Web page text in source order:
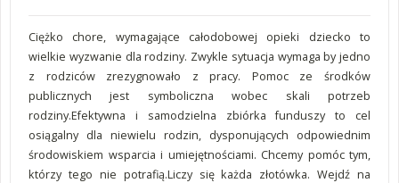
Ciężko chore, wymagające całodobowej opieki dziecko to
wielkie wyzwanie dla rodziny. Zwykle sytuacja wymaga by jedno
z rodziców zrezygnowało z pracy. Pomoc ze środków
publicznych jest symboliczna wobec skali potrzeb
rodziny.Efektywna i samodzielna zbiórka funduszy to cel
osiągalny dla niewielu rodzin, dysponujących odpowiednim
środowiskiem wsparcia i umiejętnościami. Chcemy pomóc tym,
którzy tego nie potrafią.Liczy się każda złotówka. Wejdź na